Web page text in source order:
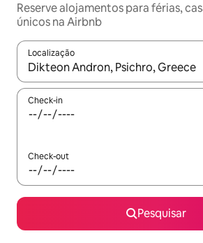
Reserve alojamentos para férias,
únicos na Airbnb
Localização
Quando os resultados estiverem
Check-in
Check-out
Pesquisar